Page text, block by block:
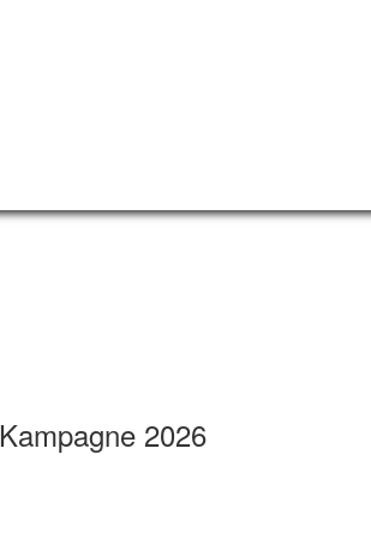
Kampagne 2026